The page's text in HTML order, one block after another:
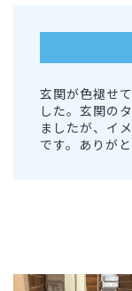
玄関が色褪せ
した。玄関の
ましたが、イ
です。ありが